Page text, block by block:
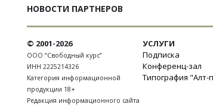
НОВОСТИ ПАРТНЕРОВ
© 2001-2026
ООО “Свободный курс”
ИНН 2225214326
Категория информационной
продукции 18+
Редакция информационного сайта
УСЛУГИ
Подписка
Конференц-зал
Типография "Алт-